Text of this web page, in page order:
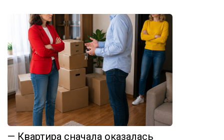
— Квартира сначала оказалась